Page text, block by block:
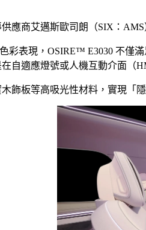
應商艾邁斯歐司朗（SIX：
彩表現，OSIRE™ E3030 不僅
自適應燈號或人機互動介面（
飾板等高吸光性材料，實現